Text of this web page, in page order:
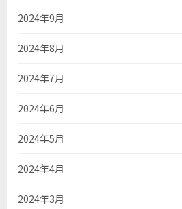
2024年9月
2024年8月
2024年7月
2024年6月
2024年5月
2024年4月
2024年3月